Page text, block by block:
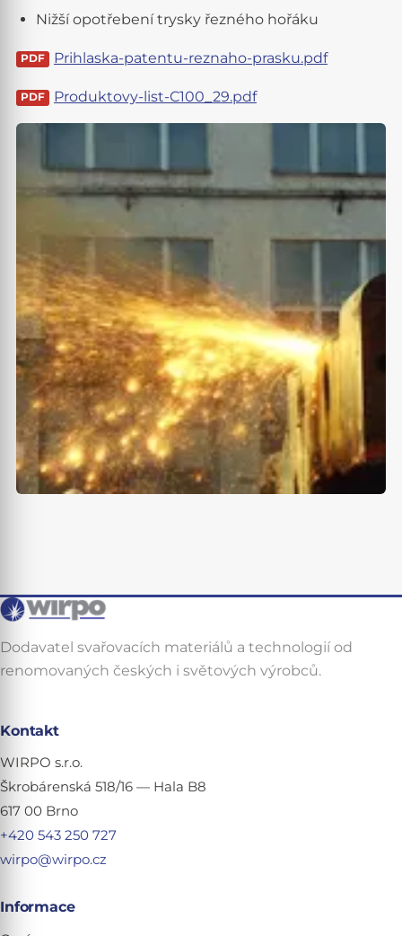
Nižší opotřebení trysky řezného hořáku
Prihlaska-patentu-reznaho-prasku.pdf
Produktovy-list-C100_29.pdf
Dodavatel svařovacích materiálů a technologií od
renomovaných českých i světových výrobců.
Kontakt
WIRPO s.r.o.
Škrobárenská 518/16 — Hala B8
617 00 Brno
+420 543 250 727
wirpo@wirpo.cz
Informace